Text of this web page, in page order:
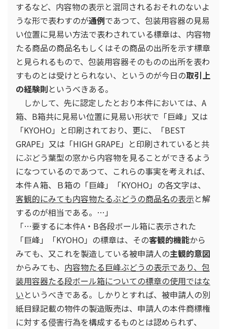
するなど、内容物の表示と混同されるおそれのないよ
うな形で表わすのが通例であつて、包装用容器の見易
い位置に見易い方法で表わされている標章は、内容物
たる商品の商品名もしくはその商品の出所を示す標章
と見られるもので、包装用容器そのものの出所を表わ
すものとは受けとられない、というのが今日の取引上
の経験則というべきある。
しかして、先に認定したとおり本件においては、A
箱、B箱共に見易い位置に見易い形状で「巨峰」又は
「KYOHO」と印刷されており、更に、「BEST
GRAPE」又は「HIGH GRAPE」と印刷されていると共
にぶどう葉型の窓から内容物を見ることができるよう
になつているのであつて、これらの事実を考えれば、
本件Ａ箱、Ｂ箱の「巨峰」「KYOHO」の各文字は、
客観的にみても内容物たるぶどうの商品名の表示と解
するのが相当である。…」
「…要するに本件A・B各段ボール箱に表示された
「巨峰」「KYOHO」の標章は、その客観的機能から
みても、又これを製造している被申請人の主観的意図
からみても、 内容物たる巨峰ぶどうの表示であり、包
装用容器たる段ボール箱についての標章の使用ではな
いというべきである。しかりとすれば、被申請人の別
紙目録記載の物件の製造販売は、申請人の本件商標権
に対する侵害行為を構成するものとは認められず、